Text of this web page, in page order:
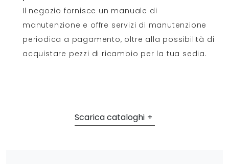
Il negozio fornisce un manuale di
manutenzione e offre servizi di manutenzione
periodica a pagamento, oltre alla possibilità di
acquistare pezzi di ricambio per la tua sedia.
Scarica cataloghi